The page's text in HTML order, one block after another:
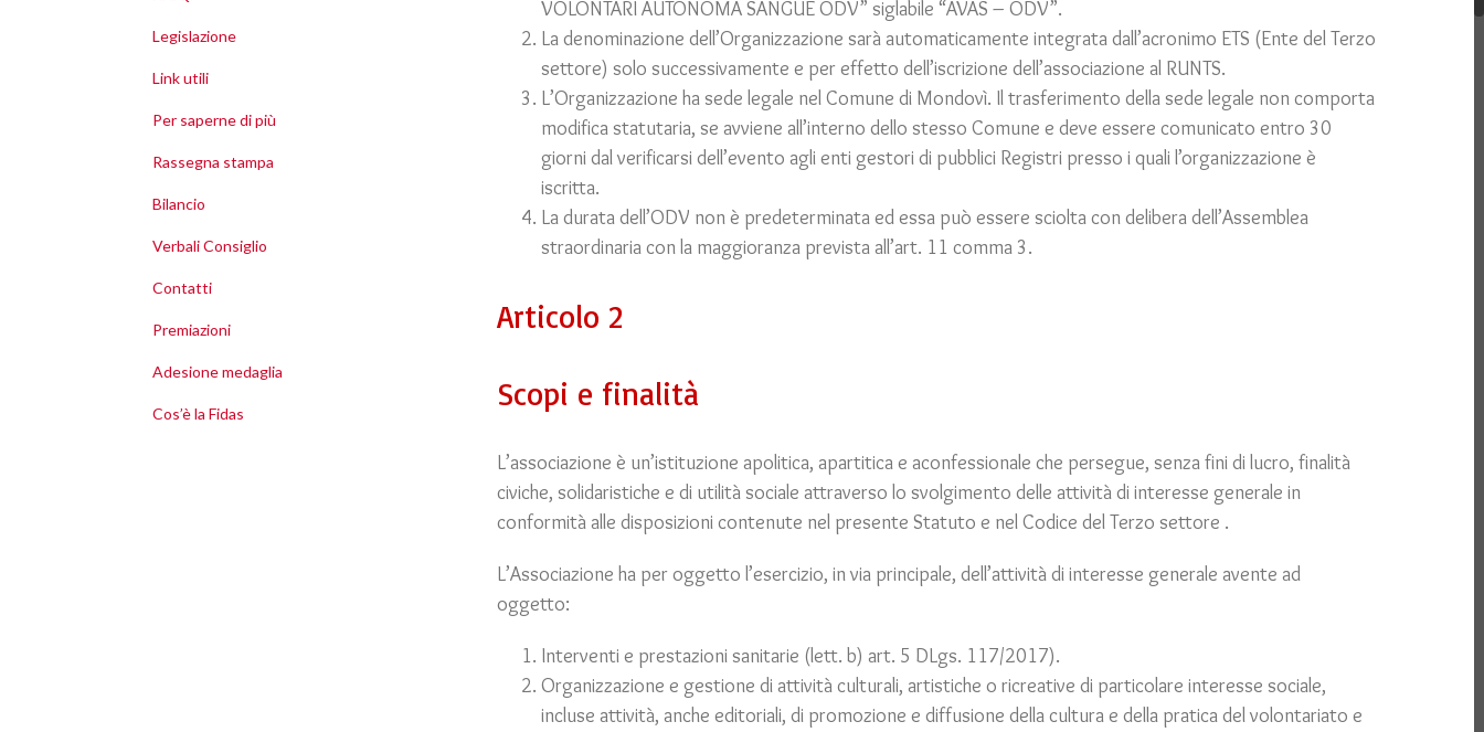
VOLONTARI AUTONOMA SANGUE ODV” siglabile “AVAS – ODV”.
La denominazione dell’Organizzazione sarà automaticamente integrata dall’acronimo ETS (Ente del Terzo
settore) solo successivamente e per effetto dell’iscrizione dell’associazione al RUNTS.
L’Organizzazione ha sede legale nel Comune di Mondovì. Il trasferimento della sede legale non comporta
modifica statutaria, se avviene all’interno dello stesso Comune e deve essere comunicato entro 30
giorni dal verificarsi dell’evento agli enti gestori di pubblici Registri presso i quali l’organizzazione è
iscritta.
La durata dell’ODV non è predeterminata ed essa può essere sciolta con delibera dell’Assemblea
straordinaria con la maggioranza prevista all’art. 11 comma 3.
Articolo 2
Scopi e finalità
L’associazione è un’istituzione apolitica, apartitica e aconfessionale che persegue, senza fini di lucro, finalità
civiche, solidaristiche e di utilità sociale attraverso lo svolgimento delle attività di interesse generale in
conformità alle disposizioni contenute nel presente Statuto e nel Codice del Terzo settore .
L’Associazione ha per oggetto l’esercizio, in via principale, dell’attività di interesse generale avente ad
oggetto:
Interventi e prestazioni sanitarie (lett. b) art. 5 DLgs. 117/2017).
Organizzazione e gestione di attività culturali, artistiche o ricreative di particolare interesse sociale,
incluse attività, anche editoriali, di promozione e diffusione della cultura e della pratica del volontariato e
Legislazione
Link utili
Per saperne di più
Rassegna stampa
Bilancio
Verbali Consiglio
Contatti
Premiazioni
Adesione medaglia
Cos’è la Fidas